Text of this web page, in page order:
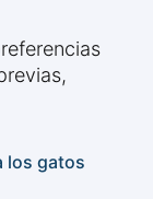
los gatos